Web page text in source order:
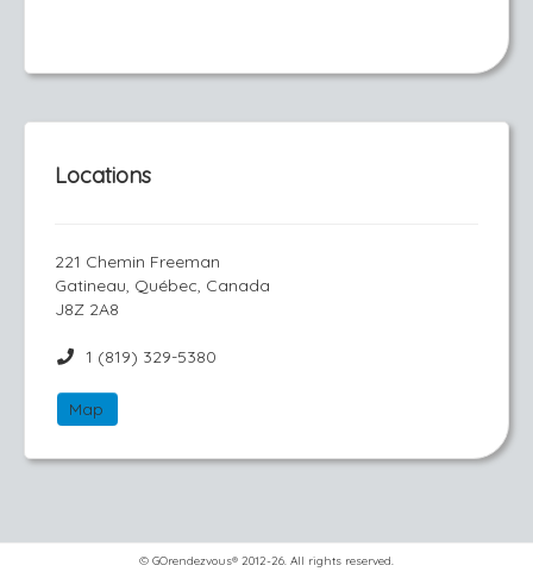
Locations
221 Chemin Freeman
Gatineau, Québec, Canada
J8Z 2A8
1 (819) 329-5380
Map
© GOrendezvous® 2012-26. All rights reserved.